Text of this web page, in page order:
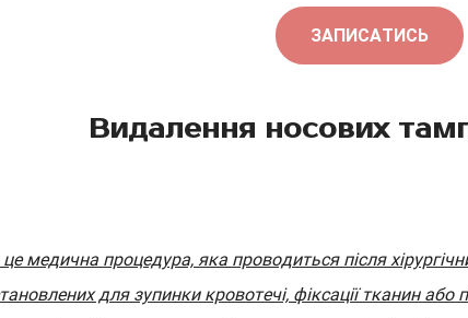
ЗАПИСАТИСЬ
Видалення носових
це медична процедура, яка проводиться після
для зупинки кровотечі, фіксації тканин або